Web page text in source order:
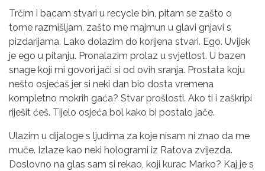
Trčim i bacam stvari u recycle bin, pitam se zašto o
tome razmišljam, zašto me majmun u glavi gnjavi s
pizdarijama. Lako dolazim do korijena stvari. Ego. Uvijek
je ego u pitanju. Pronalazim prolaz u svjetlost. U bazen
snage koji mi govori jači si od ovih sranja. Prostata koju
nešto osjećaš jer si neki dan bio dosta vremena
kompletno mokrih gaća? Stvar prošlosti. Ako ti i zaškripi
riješit ćeš. Tijelo osjeća bol kako bi postalo jače.
Ulazim u dijaloge s ljudima za koje nisam ni znao da me
muče. Izlaze kao neki hologrami iz Ratova zvijezda.
Doslovno na glas sam si rekao, koji kurac Marko? Kaj je s